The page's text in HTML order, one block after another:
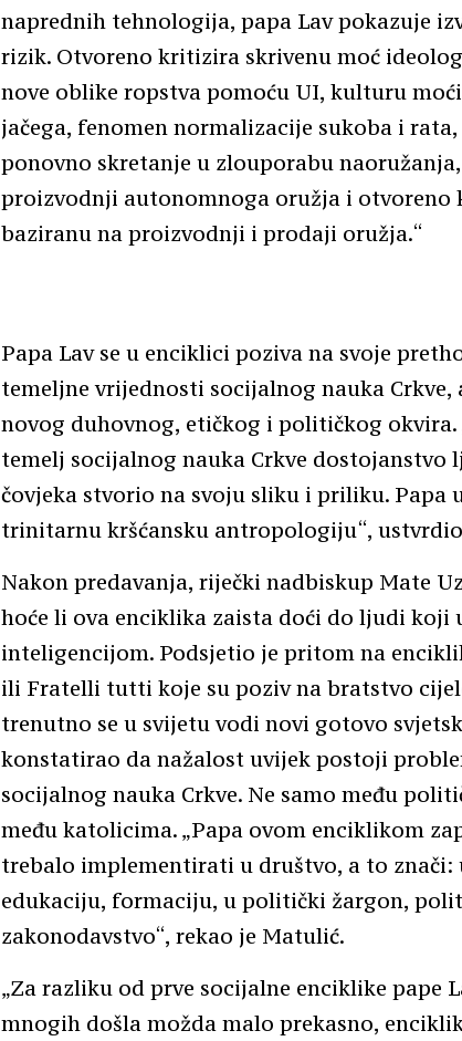
naprednih tehnologija, papa Lav pokazuje
rizik. Otvoreno kritizira skrivenu moć
nove oblike ropstva pomoću UI, kulturu
jačega, fenomen normalizacije sukoba i
ponovno skretanje u zlouporabu
proizvodnji autonomnoga oružja i
baziranu na proizvodnji i prodaji oružja.“
Papa Lav se u enciklici poziva na svoje
temeljne vrijednosti socijalnog nauka Crkve,
novog duhovnog, etičkog i političkog okvira.
temelj socijalnog nauka Crkve dostojanstvo
čovjeka stvorio na svoju sliku i priliku. Papa
trinitarnu kršćansku antropologiju“, ustvrdio
Nakon predavanja, riječki nadbiskup Mate
hoće li ova enciklika zaista doći do ljudi
inteligencijom. Podsjetio je pritom na
ili Fratelli tutti koje su poziv na bratstvo
trenutno se u svijetu vodi novi gotovo
konstatirao da nažalost uvijek postoji
socijalnog nauka Crkve. Ne samo među
među katolicima. „Papa ovom enciklikom
trebalo implementirati u društvo, a to znači:
edukaciju, formaciju, u politički žargon,
zakonodavstvo“, rekao je Matulić.
„Za razliku od prve socijalne enciklike pape
mnogih došla možda malo prekasno,